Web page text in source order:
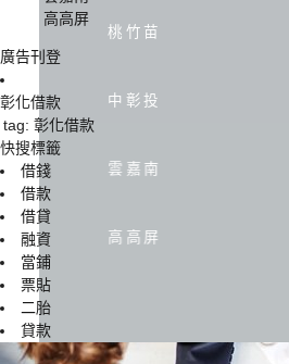
桃竹苗
中彰投
雲嘉南
高高屏
高高屏
廣告刊登
彰化借款
tag: 彰化借款
快搜標籤
借錢
借款
借貸
融資
當鋪
票貼
二胎
貸款
中彰投